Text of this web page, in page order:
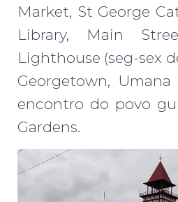
Market, St George
Library, Main
Lighthouse (seg-sex
Georgetown,
encontro do povo
Gardens.